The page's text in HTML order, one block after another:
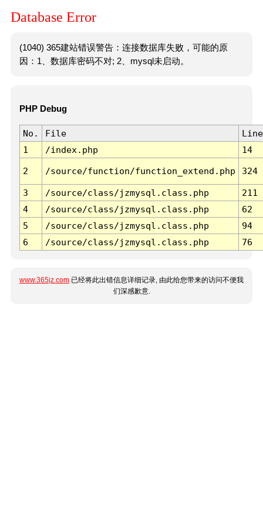
Database Error
(1040) 365建站错误警告：连接数据库失败，可能的原
因：1、数据库密码不对; 2、mysql未启动。
PHP Debug
No. File
Line
1
/index.php 14
2 /source/function/function_extend.php 324
3 /source/class/jzmysql.class.php
211
4
/source/class/jzmysql.class.php
62
5
/source/class/jzmysql.class.php
94
6
/source/class/jzmysql.class.php 76
www.365jz.com 已经将此出错信息详细记录, 由此给您带来的访问不便我
们深感歉意.